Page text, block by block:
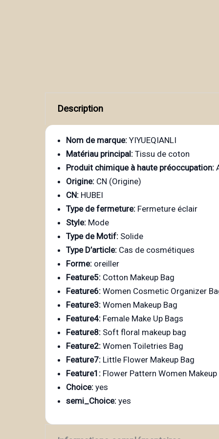
Description
Nom de marque: YIYUEQIANLI
Matériau principal: Tissu de coton
Produit chimique à haute préoccupation:
Origine: CN (Origine)
CN: HUBEI
Type de fermeture: Fermeture éclair
Style: Mode
Type de Motif: Solide
Type D’article: Cas de cosmétiques
Forme: oreiller
Feature5: Cotton Makeup Bag
Feature6: Women Cosmetic Organizer
Feature3: Women Makeup Bag
Feature4: Female Make Up Bags
Feature8: Soft floral makeup bag
Feature2: Women Toiletries Bag
Feature7: Little Flower Makeup Bag
Feature1: Flower Pattern Women Makeup
Choice: yes
semi_Choice: yes